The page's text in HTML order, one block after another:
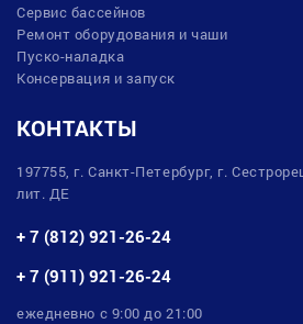
Сервис бассейнов
Ремонт оборудования и чаши
Пуско-наладка
Консервация и запуск
КОНТАКТЫ
197755, г. Санкт-Петербург, г.
лит. ДЕ
+ 7 (812) 921-26-24
+ 7 (911) 921-26-24
ежедневно с 9:00 до 21:00